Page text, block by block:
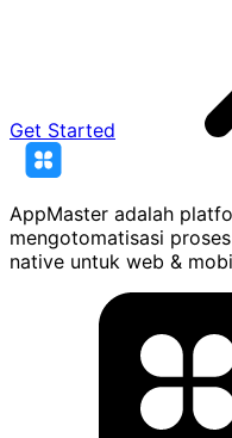
Get Started
AppMaster adalah
mengotomatisasi
native untuk web &